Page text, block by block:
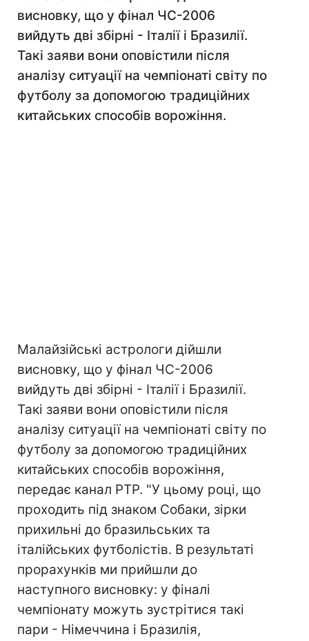
висновку, що у фінал ЧС-2006
вийдуть дві збірні - Італії і Бразилії.
Такі заяви вони оповістили після
аналізу ситуації на чемпіонаті світу по
футболу за допомогою традиційних
китайських способів ворожіння.
Малайзійські астрологи дійшли
висновку, що у фінал ЧС-2006
вийдуть дві збірні - Італії і Бразилії.
Такі заяви вони оповістили після
аналізу ситуації на чемпіонаті світу по
футболу за допомогою традиційних
китайських способів ворожіння,
передає канал РТР. "У цьому році, що
проходить під знаком Собаки, зірки
прихильні до бразильських та
італійських футболістів. В результаті
прорахунків ми прийшли до
наступного висновку: у фіналі
чемпіонату можуть зустрітися такі
пари - Німеччина і Бразилія,